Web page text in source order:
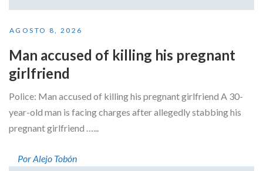
AGOSTO 8, 2026
Man accused of killing his pregnant
girlfriend
Police: Man accused of killing his pregnant girlfriend A 30-
year-old man is facing charges after allegedly stabbing his
pregnant girlfriend …...
Por Alejo Tobón